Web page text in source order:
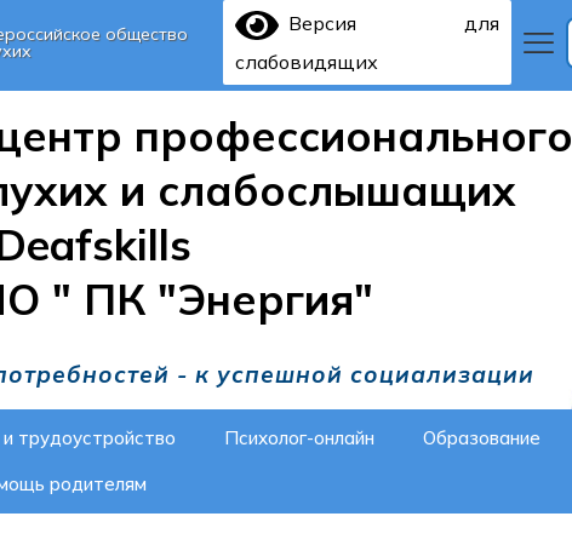
общество
Версия для
слабовидящих
профессионального
и слабослышащих
" ПК "Энергия"
- к успешной социализации
трудоустройство Психолог-онлайн Образование
родителям